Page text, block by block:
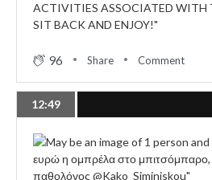
96 Share Comment
12:49